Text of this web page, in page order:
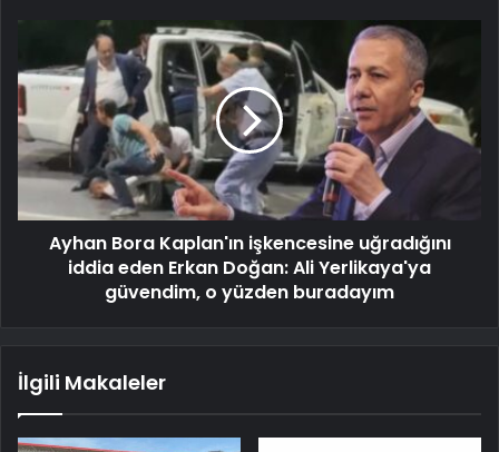
Ayhan Bora Kaplan'ın işkencesine uğradığını
iddia eden Erkan Doğan: Ali Yerlikaya'ya
güvendim, o yüzden buradayım
İlgili Makaleler